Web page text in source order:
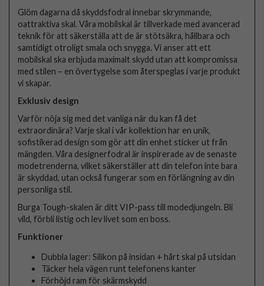
Glöm dagarna då skyddsfodral innebar skrymmande,
oattraktiva skal. Våra mobilskal är tillverkade med avancerad
teknik för att säkerställa att de är stötsäkra, hållbara och
samtidigt otroligt smala och snygga. Vi anser att ett
mobilskal ska erbjuda maximalt skydd utan att kompromissa
med stilen – en övertygelse som återspeglas i varje produkt
vi skapar.
Exklusiv design
Varför nöja sig med det vanliga när du kan få det
extraordinära? Varje skal i vår kollektion har en unik,
sofistikerad design som gör att din enhet sticker ut från
mängden. Våra designerfodral är inspirerade av de senaste
modetrenderna, vilket säkerställer att din telefon inte bara
är skyddad, utan också fungerar som en förlängning av din
personliga stil.
Burga Tough-skalen är ditt VIP-pass till modedjungeln. Bli
vild, förbli listig och lev livet som en boss.
Funktioner
Dubbla lager: Silikon på insidan + hårt skal på utsidan
Täcker hela vägen runt telefonens kanter
Förhöjd ram för skärmskydd